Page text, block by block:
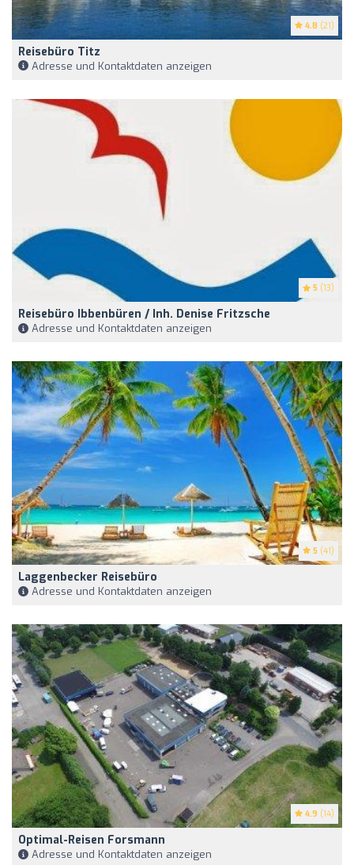
4.8 (21)
Reisebüro Titz
Adresse und Kontaktdaten anzeigen
5 (13)
Reisebüro Ibbenbüren / Inh. Denise Fritzsche
Adresse und Kontaktdaten anzeigen
5 (41)
Laggenbecker Reisebüro
Adresse und Kontaktdaten anzeigen
4.9 (14)
Optimal-Reisen Forsmann
Adresse und Kontaktdaten anzeigen